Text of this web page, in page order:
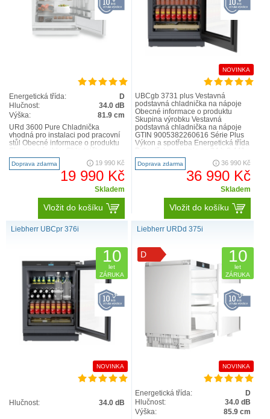
Energetická třída:
D
Hlučnost:
34.0 dB
Výška:
81.9 cm
URd 3600 Pure Chladnička
vhodná pro instalaci pod pracovní
stůl Obecné informace o produktu
vhodná pro instalaci pod..
Doprava zdarma 19 990 Kč
19 990 Kč
Skladem
Vložit do košíku
NOVINKA
UBCgb 3731 plus Vestavná
podstavná chladnička na nápoje
Obecné informace o produktu
Skupina výrobku Vestavná
podstavná chladnička na nápoje
GTIN 9005382260616 Série Plus
Výkon a spotřeba Energetická třída
kWh / 24 h Spotřeba energ..
Doprava zdarma 36 990 Kč
36 990 Kč
Skladem
Vložit do košíku
Liebherr UBCpr 376i
10
let
ZÁRUKA
NOVINKA
Hlučnost: 34.0 dB
Liebherr URDd 375i
D 10
let
ZÁRUKA
NOVINKA
Energetická třída:
D
Hlučnost:
34.0 dB
Výška:
85.9 cm